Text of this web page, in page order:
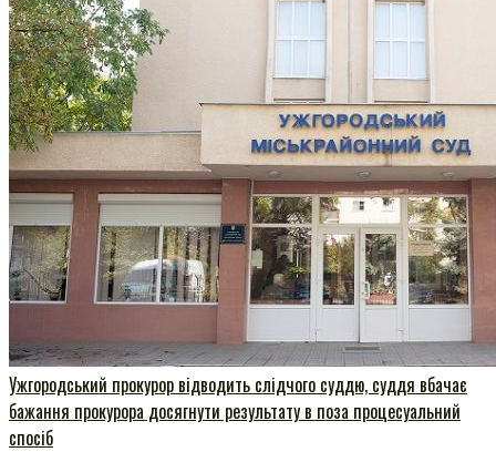
Ужгородський прокурор відводить слідчого суддю, суддя вбачає
бажання прокурора досягнути результату в поза процесуальний
спосіб